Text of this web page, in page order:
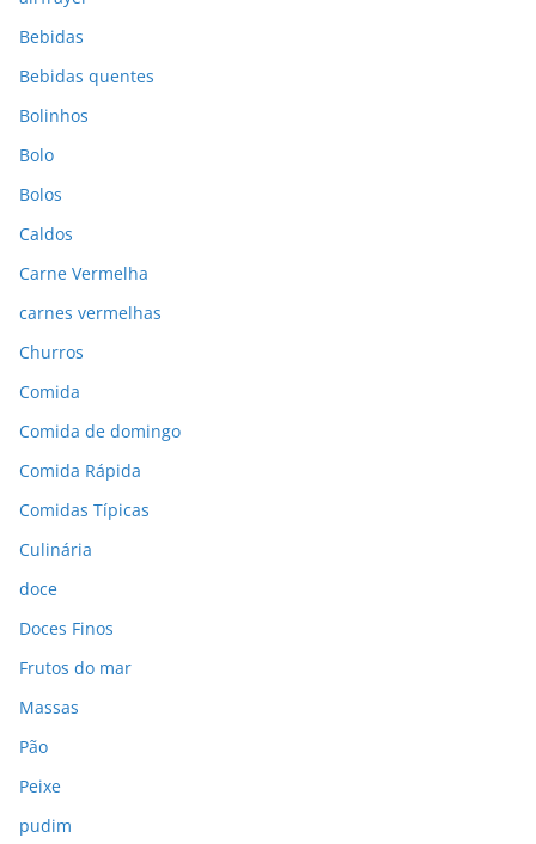
Bebidas
Bebidas quentes
Bolinhos
Bolo
Bolos
Caldos
Carne Vermelha
carnes vermelhas
Churros
Comida
Comida de domingo
Comida Rápida
Comidas Típicas
Culinária
doce
Doces Finos
Frutos do mar
Massas
Pão
Peixe
pudim